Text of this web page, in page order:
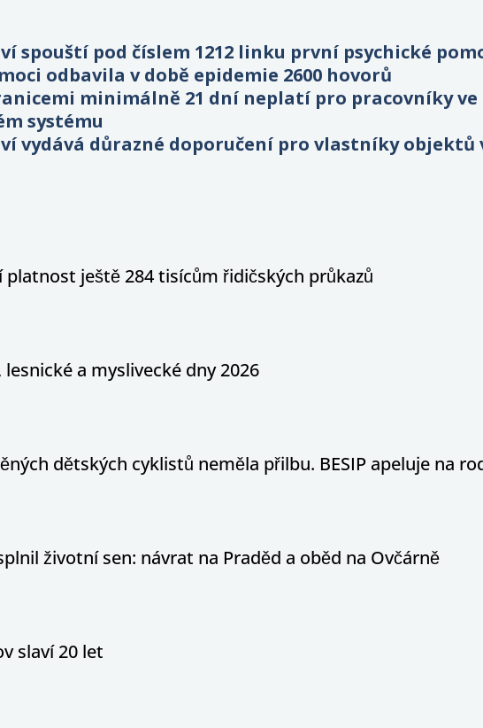
spouští pod číslem 1212 linku první psychické
odbavila v době epidemie 2600 hovorů
minimálně 21 dní neplatí pro pracovníky
systému
vydává důrazné doporučení pro vlastníky objektů
ještě 284 tisícům řidičských průkazů
lesnické a myslivecké dny 2026
dětských cyklistů neměla přilbu. BESIP apeluje na
životní sen: návrat na Praděd a oběd na Ovčárně
slaví 20 let